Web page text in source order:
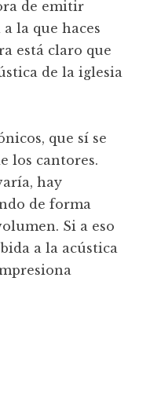
de emitir
la que haces
está claro que
de la iglesia
que sí se
los cantores.
hay
de forma
Si a eso
a la acústica